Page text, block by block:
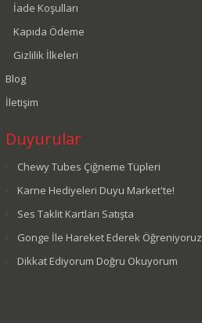
İade Koşulları
Kapıda Ödeme
Gizlilik İlkeleri
Blog
İletişim
Duyurular
Chewy Tubes Çiğneme Tüpleri
Karne Hediyeleri Duyu Market'te!
Ses Taklit Kartları Satışta
Gonge İle Hareket Ederek Öğreniyoruz
Dikkat Ediyorum Doğru Okuyorum